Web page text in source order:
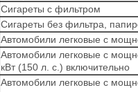
Сигареты с фильтром
Сигареты без фильтра,
Автомобили легковые с
Автомобили легковые с
кВт (150 л. с.) включительно
Автомобили легковые с